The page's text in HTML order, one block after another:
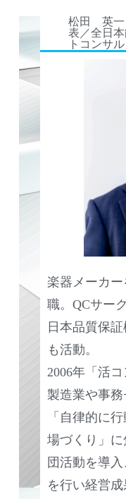
松田 英
表／全日
トコンサ
楽器メーカ
職。QCサー
日本品質保
も活動。
2006年「活
製造業や事
「自律的に
場づくり」
団活動を導
を行い経営